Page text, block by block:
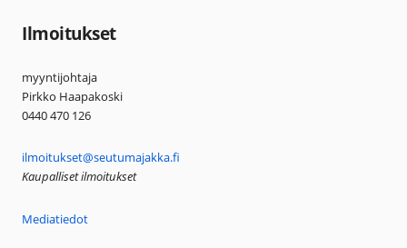
Ilmoitukset
myyntijohtaja
Pirkko Haapakoski
0440 470 126
ilmoitukset@seutumajakka.fi
Kaupalliset ilmoitukset
Mediatiedot